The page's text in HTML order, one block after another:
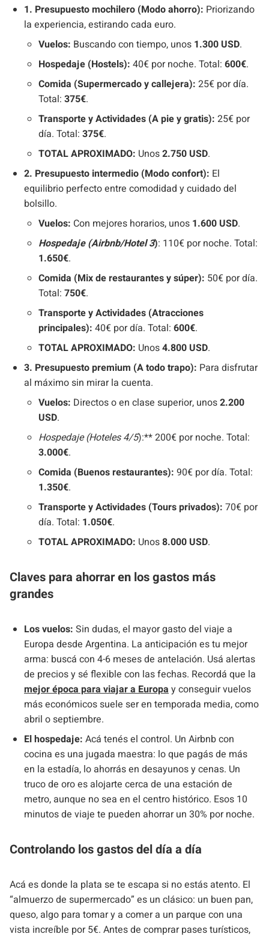
1. Presupuesto mochilero (Modo ahorro): Priorizando
la experiencia, estirando cada euro.
Vuelos: Buscando con tiempo, unos 1.300 USD.
Hospedaje (Hostels): 40€ por noche. Total: 600€.
Comida (Supermercado y callejera): 25€ por día.
Total: 375€.
Transporte y Actividades (A pie y gratis): 25€ por
día. Total: 375€.
TOTAL APROXIMADO: Unos2.750 USD.
2. Presupuesto intermedio (Modo confort): El
equilibrio perfecto entre comodidad y cuidado del
bolsillo.
Vuelos: Con mejores horarios, unos 1.600 USD.
Hospedaje (Airbnb/Hotel 3): 110€ por noche. Total:
1.650€.
Comida (Mix de restaurantes y súper): 50€ por día.
Total: 750€.
Transporte y Actividades (Atracciones
principales): 40€ por día. Total: 600€.
TOTAL APROXIMADO: Unos4.800 USD.
3. Presupuesto premium (A todo trapo): Para disfrutar
al máximo sin mirar la cuenta.
Vuelos: Directos o en clase superior, unos2.200
USD.
Hospedaje (Hoteles 4/5):** 200€ por noche. Total:
3.000€.
Comida (Buenos restaurantes): 90€ por día. Total:
1.350€.
Transporte y Actividades (Tours privados): 70€ por
día. Total: 1.050€.
TOTAL APROXIMADO: Unos8.000 USD.
Claves para ahorrar en los gastos más
grandes
Los vuelos: Sin dudas, el mayor gasto del viaje a
Europa desde Argentina. La anticipación es tu mejor
arma: buscá con 4-6 meses de antelación. Usá alertas
de precios y sé flexible con las fechas. Recordá que la
mejor época para viajar a Europay conseguir vuelos
más económicos suele ser en temporada media, como
abril o septiembre.
El hospedaje: Acá tenés el control. Un Airbnb con
cocina es una jugada maestra: lo que pagás de más
en la estadía, lo ahorrás en desayunos y cenas. Un
truco de oro es alojarte cerca de una estación de
metro, aunque no sea en el centro histórico. Esos 10
minutos de viaje te pueden ahorrar un 30% por noche.
Controlando los gastos del día a día
Acá es donde la plata se te escapa si no estás atento. El
“almuerzo de supermercado” es un clásico: un buen pan,
queso, algo para tomar y a comer a un parque con una
vista increíble por 5€. Antes de comprar pases turísticos,